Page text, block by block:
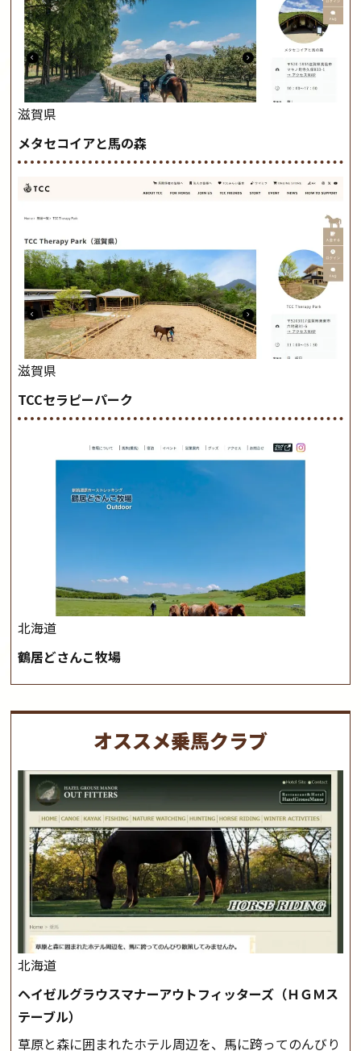
滋賀県
メタセコイアと馬の森
滋賀県
TCCセラピーパーク
北海道
鶴居どさんこ牧場
オススメ乗馬クラブ
北海道
ヘイゼルグラウスマナーアウトフィッターズ（ＨＧＭス
テーブル）
草原と森に囲まれたホテル周辺を、馬に跨ってのんびり